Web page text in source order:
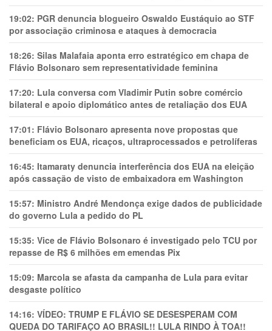
19:02: PGR denuncia blogueiro Oswaldo Eustáquio ao STF
por associação criminosa e ataques à democracia
18:26: Silas Malafaia aponta erro estratégico em chapa de
Flávio Bolsonaro sem representatividade feminina
17:20: Lula conversa com Vladimir Putin sobre comércio
bilateral e apoio diplomático antes de retaliação dos EUA
17:01: Flávio Bolsonaro apresenta nove propostas que
beneficiam os EUA, ricaços, ultraprocessados e petrolíferas
16:45: Itamaraty denuncia interferência dos EUA na eleição
após cassação de visto de embaixadora em Washington
15:57: Ministro André Mendonça exige dados de publicidade
do governo Lula a pedido do PL
15:35: Vice de Flávio Bolsonaro é investigado pelo TCU por
repasse de R$ 6 milhões em emendas Pix
15:09: Marcola se afasta da campanha de Lula para evitar
desgaste político
14:16: VÍDEO: TRUMP E FLÁVIO SE DESESPERAM COM
QUEDA DO TARIFAÇO AO BRASIL!! LULA RINDO À TOA!!